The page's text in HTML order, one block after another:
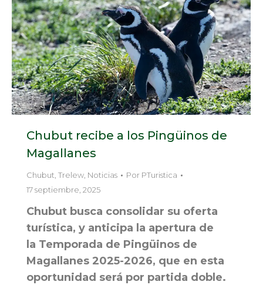
Chubut recibe a los Pingüinos de
Magallanes
Chubut Trelew Noticias Por PTuristica
17 septiembre, 2025
Chubut busca consolidar su oferta
turística, y anticipa la apertura de
la Temporada de Pingüinos de
Magallanes 2025-2026, que en esta
oportunidad será por partida doble.